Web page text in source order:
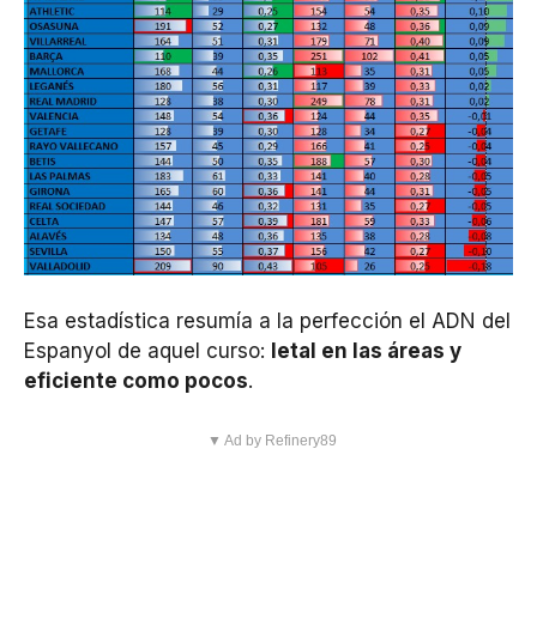
Esa estadística resumía a la perfección el ADN del
Espanyol de aquel curso: letal en las áreas y
eficiente como pocos.
▼ Ad by Refinery89